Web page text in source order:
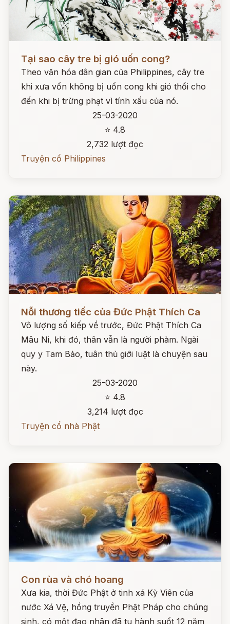
Tại sao cây tre bị gió uốn cong?
Theo văn hóa dân gian của Philippines, cây tre
khi xưa vốn không bị uốn cong khi gió thổi cho
đến khi bị trừng phạt vì tính xấu của nó.
25-03-2020
⭐ 4.8
2,732 lượt đọc
Truyện cổ Philippines
Đọc ngay
Nỗi thương tiếc của Đức Phật Thích Ca
Vô lượng số kiếp về trước, Đức Phật Thích Ca
Mâu Ni, khi đó, thân vẫn là người phàm. Ngài
quy y Tam Bảo, tuân thủ giới luật là chuyện sau
này.
25-03-2020
⭐ 4.8
3,214 lượt đọc
Truyện cổ nhà Phật
Con rùa và chó hoang
Xưa kia, thời Đức Phật ở tinh xá Kỳ Viên của
nước Xá Vệ, hồng truyền Phật Pháp cho chúng
sinh, có một đạo nhân đã tu hành suốt 12 năm